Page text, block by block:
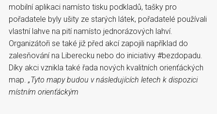
mobilní aplikaci namísto tisku podkladů, tašky pro
pořadatele byly ušity ze starých látek, pořadatelé používali
vlastní lahve na pití namísto jednorázových lahví.
Organizátoři se také již před akcí zapojili například do
zalesňování na Liberecku nebo do iniciativy #bezdopadu.
Díky akci vznikla také řada nových kvalitních orienťáckých
map. „Tyto mapy budou v následujících letech k dispozici
místním orienťáckým